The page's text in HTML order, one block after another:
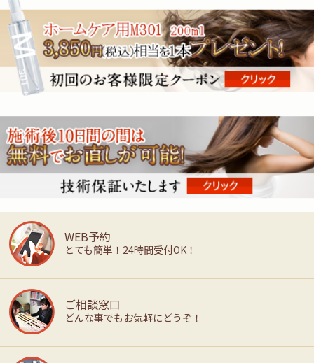
WEB予約
とても簡単！24時間受付OK！
ご相談窓口
どんな事でもお気軽にどうぞ！